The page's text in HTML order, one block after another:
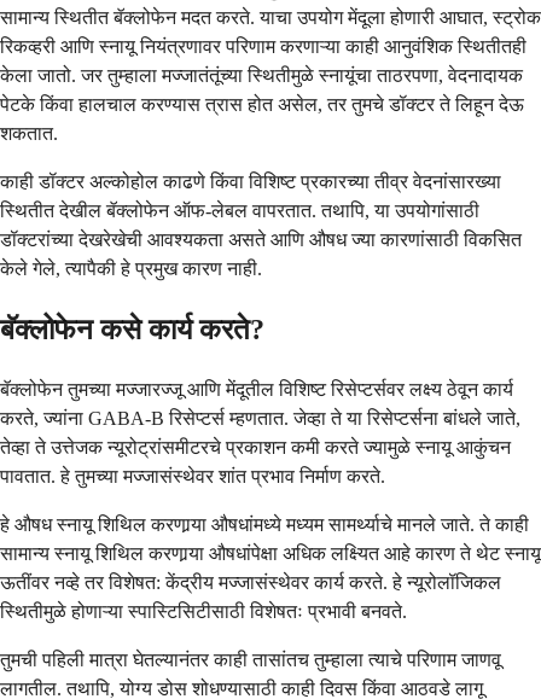
सामान्य स्थितीत बॅक्लोफेन मदत करते. याचा उपयोग मेंदूला होणारी आघात, स्ट्रोक
रिकव्हरी आणि स्नायू नियंत्रणावर परिणाम करणाऱ्या काही आनुवंशिक स्थितीतही
केला जातो. जर तुम्हाला मज्जातंतूंच्या स्थितीमुळे स्नायूंचा ताठरपणा, वेदनादायक
पेटके किंवा हालचाल करण्यास त्रास होत असेल, तर तुमचे डॉक्टर ते लिहून देऊ
शकतात.
काही डॉक्टर अल्कोहोल काढणे किंवा विशिष्ट प्रकारच्या तीव्र वेदनांसारख्या
स्थितीत देखील बॅक्लोफेन ऑफ-लेबल वापरतात. तथापि, या उपयोगांसाठी
डॉक्टरांच्या देखरेखेची आवश्यकता असते आणि औषध ज्या कारणांसाठी विकसित
केले गेले, त्यापैकी हे प्रमुख कारण नाही.
बॅक्लोफेन कसे कार्य करते?
बॅक्लोफेन तुमच्या मज्जारज्जू आणि मेंदूतील विशिष्ट रिसेप्टर्सवर लक्ष्य ठेवून कार्य
करते, ज्यांना GABA-B रिसेप्टर्स म्हणतात. जेव्हा ते या रिसेप्टर्सना बांधले जाते,
तेव्हा ते उत्तेजक न्यूरोट्रांसमीटरचे प्रकाशन कमी करते ज्यामुळे स्नायू आकुंचन
पावतात. हे तुमच्या मज्जासंस्थेवर शांत प्रभाव निर्माण करते.
हे औषध स्नायू शिथिल करणार्‍या औषधांमध्ये मध्यम सामर्थ्याचे मानले जाते. ते काही
सामान्य स्नायू शिथिल करणार्‍या औषधांपेक्षा अधिक लक्ष्यित आहे कारण ते थेट स्नायू
ऊतींवर नव्हे तर विशेषत: केंद्रीय मज्जासंस्थेवर कार्य करते. हे न्यूरोलॉजिकल
स्थितीमुळे होणाऱ्या स्पास्टिसिटीसाठी विशेषतः प्रभावी बनवते.
तुमची पहिली मात्रा घेतल्यानंतर काही तासांतच तुम्हाला त्याचे परिणाम जाणवू
लागतील. तथापि, योग्य डोस शोधण्यासाठी काही दिवस किंवा आठवडे लागू